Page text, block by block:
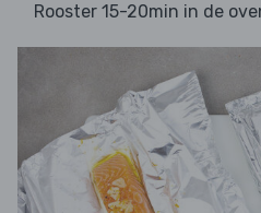
Rooster 15-20min in de